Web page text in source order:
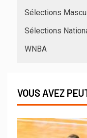
Sélections
Sélections
WNBA
VOUS AVEZ